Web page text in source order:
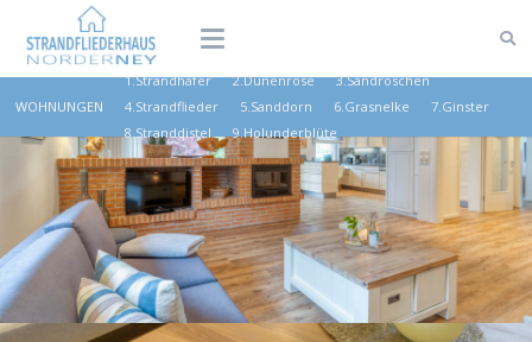
WOHNUNGEN
1.Strandhafer 2.Dünenrose
3.Sandröschen
4.Strandflieder
5.Sanddorn 6.Grasnelke
7.Ginster
8.Stranddistel
9.Holunderblüte